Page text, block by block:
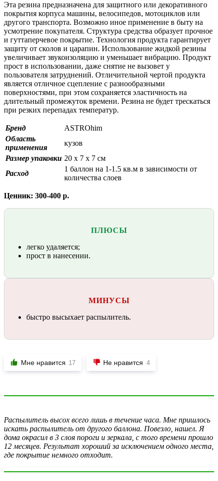
Эта резина предназначена для защитного или декоративного
покрытия корпуса машины, велосипедов, мотоциклов или
другого транспорта. Возможно иное применение в быту на
усмотрение покупателя. Структура средства образует прочное
и гуттаперчевое покрытие. Технология продукта гарантирует
защиту от сколов и царапин. Использование жидкой резины
увеличивает звукоизоляцию и уменьшает вибрацию. Продукт
прост в использовании, даже снятие не вызовет у
пользователя затруднений. Отличительной чертой продукта
является отличное сцепление с разнообразными
поверхностями, при этом сохраняется эластичность на
длительный промежуток времени. Резина не будет трескаться
при резких перепадах температур.
Бренд
ASTROhim
Область
применения
кузов
Размер упаковки 20 x 7 x 7 см
Расход
1 баллон на 1-1.5 кв.м в зависимости от
количества слоев
Ценник: 300-400 р.
ПЛЮСЫ
легко удаляется;
прост в нанесении.
МИНУСЫ
быстро высыхает распылитель.
Мне нравится 17 Не нравится 4
Распылитель высох всего лишь в течение часа. Мне пришлось
искать распылитель от другого баллона. Повезло, нашел. Я
дома окрасил в 3 слоя пороги и зеркала, с того времени прошло
12 месяцев. Результат хороший за исключением одного места,
где покрытие немного отходит.